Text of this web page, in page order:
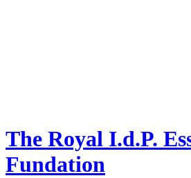
The Royal I.d.P.
Fundation